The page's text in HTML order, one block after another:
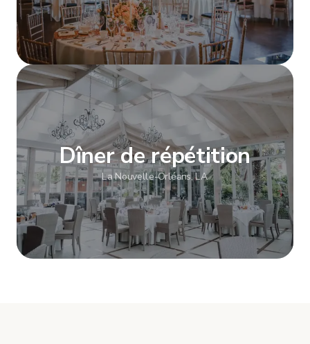
Afficher plus
Dîner de répétition
La Nouvelle-Orléans, LA